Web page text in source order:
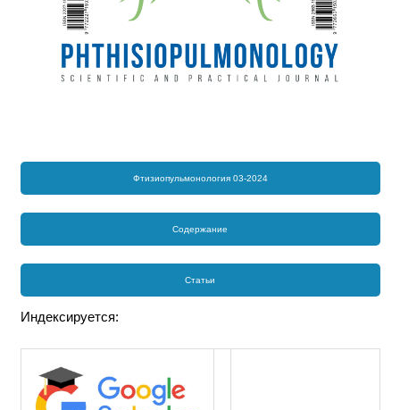
Фтизиопульмонология 03-2024
Содержание
Статьи
Индексируется: